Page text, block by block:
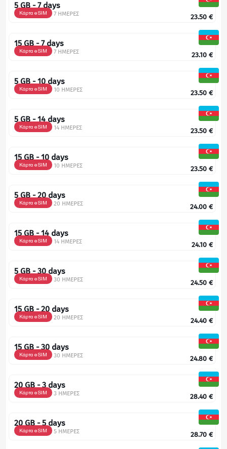
5 GB - 7 days
Κάρτα eSIM 7 ΗΜΕΡΕΣ 23.50 €
15 GB - 7 days
Κάρτα eSIM 7 ΗΜΕΡΕΣ 23.10 €
5 GB - 10 days
Κάρτα eSIM 10 ΗΜΕΡΕΣ 23.50 €
5 GB - 14 days
Κάρτα eSIM 14 ΗΜΕΡΕΣ 23.50 €
15 GB - 10 days
Κάρτα eSIM 10 ΗΜΕΡΕΣ 23.50 €
5 GB - 20 days
Κάρτα eSIM 20 ΗΜΕΡΕΣ 24.00 €
15 GB - 14 days
Κάρτα eSIM 14 ΗΜΕΡΕΣ 24.10 €
5 GB - 30 days
Κάρτα eSIM 30 ΗΜΕΡΕΣ 24.50 €
15 GB - 20 days
Κάρτα eSIM 20 ΗΜΕΡΕΣ 24.40 €
15 GB - 30 days
Κάρτα eSIM 30 ΗΜΕΡΕΣ 24.80 €
20 GB - 3 days
Κάρτα eSIM 3 ΗΜΕΡΕΣ 28.40 €
20 GB - 5 days
Κάρτα eSIM 5 ΗΜΕΡΕΣ 28.70 €